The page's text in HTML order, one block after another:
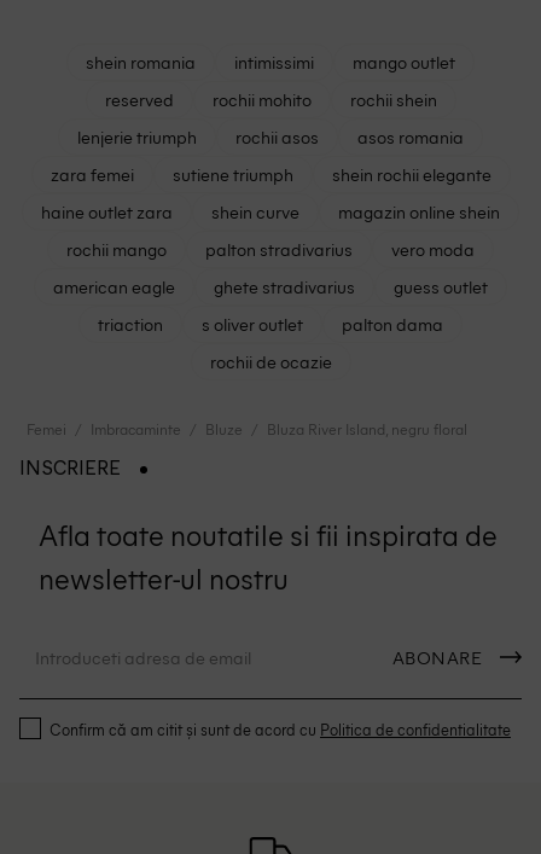
shein romania intimissimi
mango outlet
reserved
rochii mohito
rochii shein
lenjerie triumph
rochii asos
asos romania
zara femei
sutiene triumph
shein rochii elegante
haine outlet zara
shein curve
magazin online shein
rochii mango
palton stradivarius
vero moda
american eagle
ghete stradivarius
guess outlet
triaction
s oliver outlet
palton dama
rochii de ocazie
Femei Imbracaminte Bluze Bluza River Island, negru floral
INSCRIERE
Afla toate noutatile si fii inspirata de
newsletter-ul nostru
ABONARE
Confirm că am citit și sunt de acord cu Politica de confidentialitate